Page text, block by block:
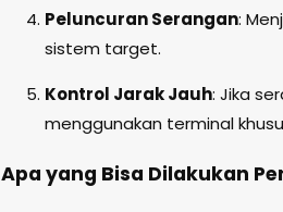
Peluncuran Serangan:
sistem target.
Kontrol Jarak Jauh: Jika
menggunakan terminal
Apa yang Bisa Dilakukan